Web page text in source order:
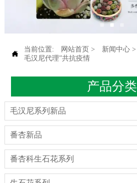

当前位置: 网站首页 > 新闻中心>
毛汉尼代理”共抗疫情
产品分类
毛汉尼系列新品
番杏新品
番杏科生石花系列